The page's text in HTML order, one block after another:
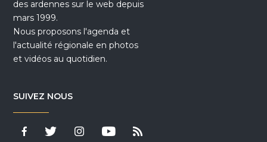
des ardennes sur le web depuis
mars 1999.
Nous proposons l'agenda et
l'actualité régionale en photos
et vidéos au quotidien.
SUIVEZ NOUS